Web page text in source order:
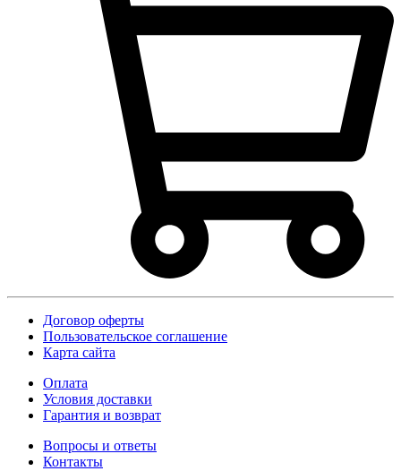
Договор оферты
Пользовательское соглашение
Карта сайта
Оплата
Условия доставки
Гарантия и возврат
Вопросы и ответы
Контакты